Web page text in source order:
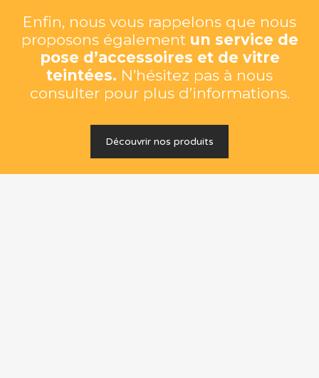
Enfin, nous vous rappelons que nous
proposons également un service de
pose d’accessoires et de vitre
teintées. N’hésitez pas à nous
consulter pour plus d’informations.
Découvrir nos produits